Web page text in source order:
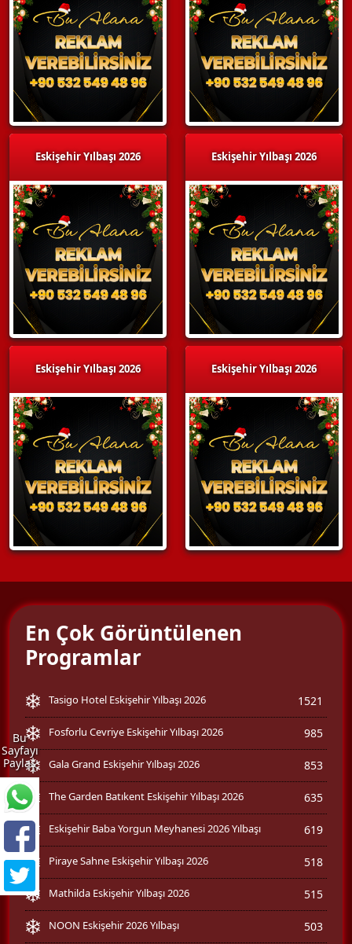
Eskişehir Yılbaşı 2026
Eskişehir Yılbaşı 2026
Eskişehir Yılbaşı 2026
Eskişehir Yılbaşı 2026
Bu
Sayfayı
Paylaş
En Çok Görüntülenen
Programlar
Tasigo Hotel Eskişehir Yılbaşı 2026 1521
Fosforlu Cevriye Eskişehir Yılbaşı 2026 985
Gala Grand Eskişehir Yılbaşı 2026 853
The Garden Batıkent Eskişehir Yılbaşı 2026 635
Eskişehir Baba Yorgun Meyhanesi 2026 Yılbaşı 619
Piraye Sahne Eskişehir Yılbaşı 2026 518
Mathilda Eskişehir Yılbaşı 2026 515
NOON Eskişehir 2026 Yılbaşı 503